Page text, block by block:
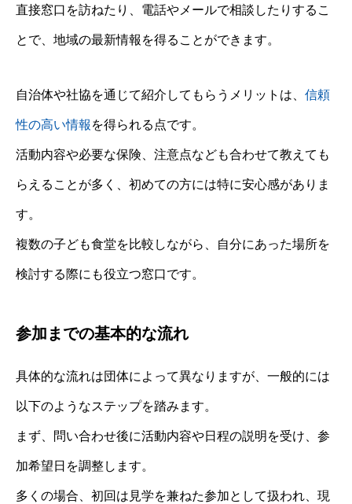
直接窓口を訪ねたり、電話やメールで相談したりするこ
とで、地域の最新情報を得ることができます。
自治体や社協を通じて紹介してもらうメリットは、 信頼
性の高い情報 を得られる点です。
活動内容や必要な保険、注意点なども合わせて教えても
らえることが多く、初めての方には特に安心感がありま
す。
複数の子ども食堂を比較しながら、自分にあった場所を
検討する際にも役立つ窓口です。
参加までの基本的な流れ
具体的な流れは団体によって異なりますが、一般的には
以下のようなステップを踏みます。
まず、問い合わせ後に活動内容や日程の説明を受け、参
加希望日を調整します。
多くの場合、初回は見学を兼ねた参加として扱われ、現